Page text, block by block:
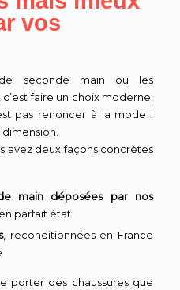
vos
seconde main ou les
c’est faire un choix moderne,
pas renoncer à la mode :
dimension.
avez deux façons concrètes
main déposées par nos
parfait état
, reconditionnées en France
porter des chaussures que